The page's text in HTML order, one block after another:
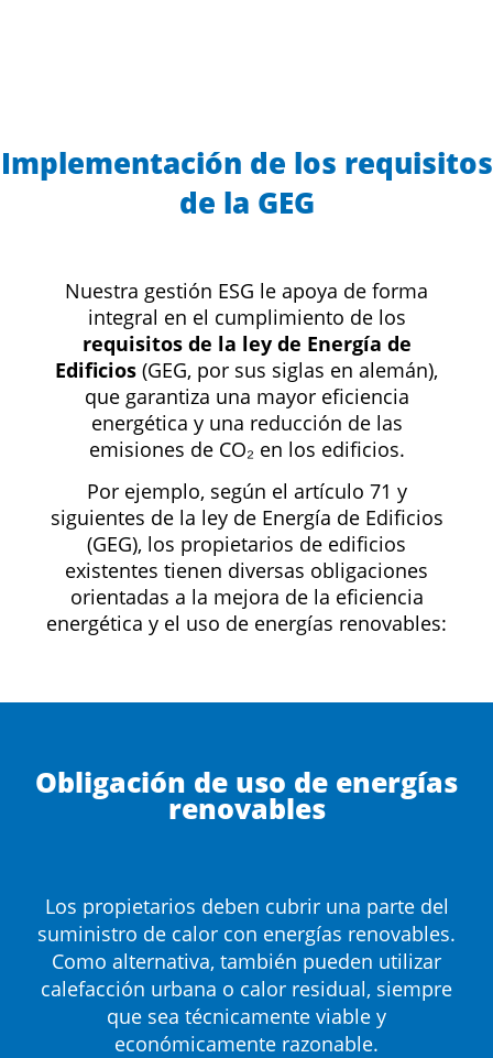
Implementación de los requisitos
de la GEG
Nuestra gestión ESG le apoya de forma
integral en el cumplimiento de los
requisitos de la ley de Energía de
Edificios (GEG, por sus siglas en alemán),
que garantiza una mayor eficiencia
energética y una reducción de las
emisiones de CO₂ en los edificios.
Por ejemplo, según el artículo 71 y
siguientes de la ley de Energía de Edificios
(GEG), los propietarios de edificios
existentes tienen diversas obligaciones
orientadas a la mejora de la eficiencia
energética y el uso de energías renovables:
Obligación de uso de energías
renovables
Los propietarios deben cubrir una parte del
suministro de calor con energías renovables.
Como alternativa, también pueden utilizar
calefacción urbana o calor residual, siempre
que sea técnicamente viable y
económicamente razonable.